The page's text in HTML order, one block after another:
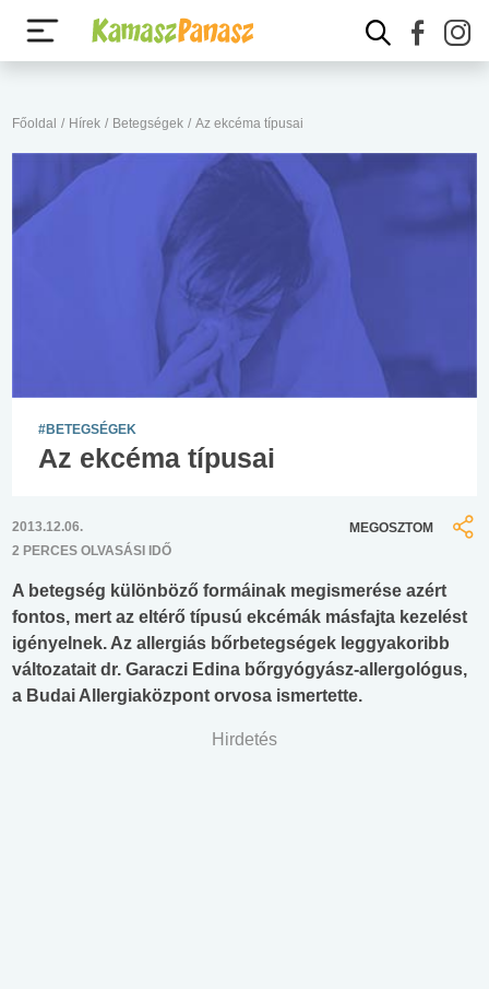
Főoldal / Hírek / Betegségek / Az ekcéma típusai
#BETEGSÉGEK
Az ekcéma típusai
2013.12.06.
2 PERCES OLVASÁSI IDŐ
MEGOSZTOM
A betegség különböző formáinak megismerése azért
fontos, mert az eltérő típusú ekcémák másfajta kezelést
igényelnek. Az allergiás bőrbetegségek leggyakoribb
változatait dr. Garaczi Edina bőrgyógyász-allergológus,
a Budai Allergiaközpont orvosa ismertette.
Hirdetés